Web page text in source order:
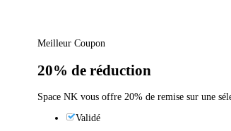
Meilleur Coupon
20% de réduction
Space NK vous offre 20% de remise sur une
Validé